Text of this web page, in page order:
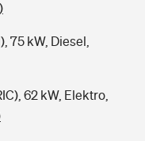
75 kW, Diesel,
62 kW, Elektro,